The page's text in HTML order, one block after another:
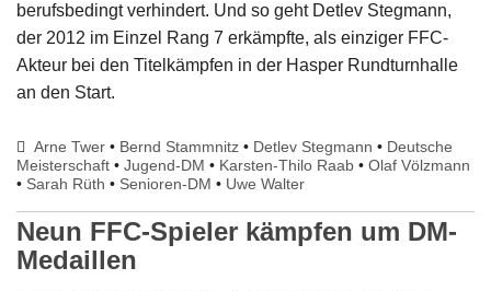
berufsbedingt verhindert. Und so geht Detlev Stegmann,
der 2012 im Einzel Rang 7 erkämpfte, als einziger FFC-
Akteur bei den Titelkämpfen in der Hasper Rundturnhalle
an den Start.
Arne Twer • Bernd Stammnitz • Detlev Stegmann • Deutsche
Meisterschaft • Jugend-DM • Karsten-Thilo Raab • Olaf Völzmann
• Sarah Rüth • Senioren-DM • Uwe Walter
Neun FFC-Spieler kämpfen um DM-
Medaillen